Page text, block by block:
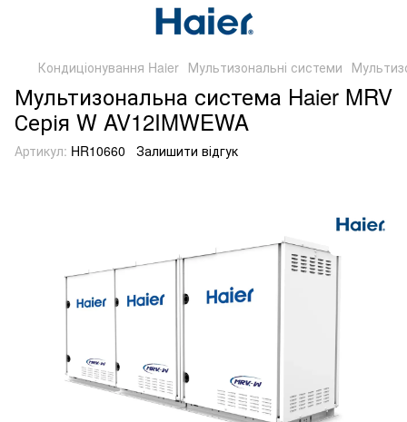
Кондиціонування Haier Мультизональні системи
Мультизональна система Haier MRV
Серія W AV12IMWEWA
Артикул: HR10660 Залишити відгук